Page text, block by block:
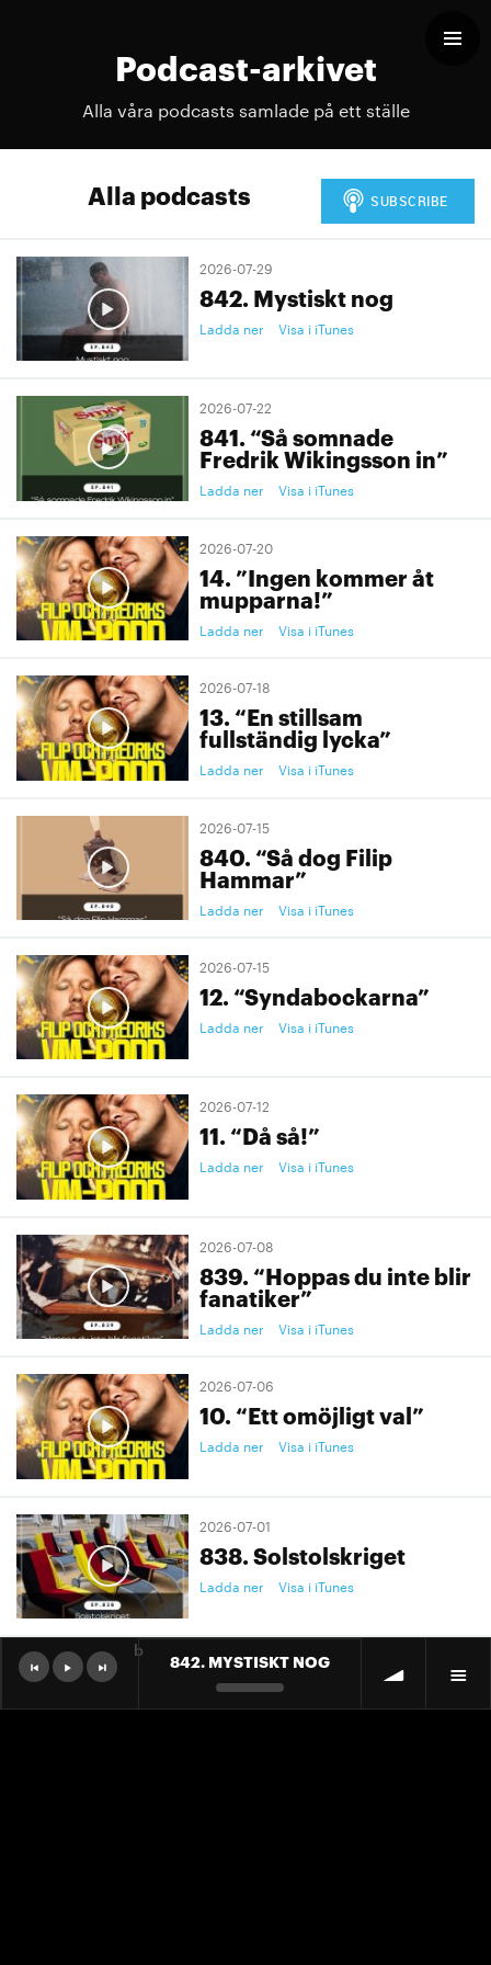
Podcast-arkivet
Alla våra podcasts samlade på ett ställe
Alla podcasts
2026-07-29
842. Mystiskt nog
Ladda ner Visa i iTunes
2026-07-22
841. “Så somnade
Fredrik Wikingsson in”
Ladda ner Visa i iTunes
2026-07-20
14. ”Ingen kommer åt
mupparna!”
Ladda ner Visa i iTunes
2026-07-18
13. “En stillsam
fullständig lycka”
Ladda ner Visa i iTunes
2026-07-15
840. “Så dog Filip
Hammar”
Ladda ner Visa i iTunes
2026-07-15
12. “Syndabockarna”
Ladda ner Visa i iTunes
2026-07-12
11. “Då så!”
Ladda ner Visa i iTunes
2026-07-08
839. “Hoppas du inte blir
fanatiker”
Ladda ner Visa i iTunes
2026-07-06
10. “Ett omöjligt val”
Ladda ner Visa i iTunes
2026-07-01
838. Solstolskriget
Ladda ner Visa i iTunes
2026-07-01
9. "Ett landslag att älska"
842. MYSTISKT NOG
b